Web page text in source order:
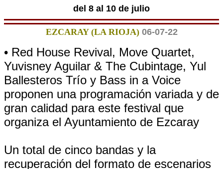
del 8 al 10 de julio
EZCARAY (LA RIOJA) 06-07-22
• Red House Revival, Move Quartet,
Yuvisney Aguilar & The Cubintage, Yul
Ballesteros Trío y Bass in a Voice
proponen una programación variada y de
gran calidad para este festival que
organiza el Ayuntamiento de Ezcaray
Un total de cinco bandas y la
recuperación del formato de escenarios